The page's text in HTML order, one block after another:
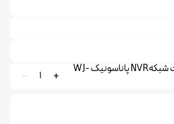
دستگاه ذخیره‌ساز تحت شبکهNVR پاناسونیک WJ-
1